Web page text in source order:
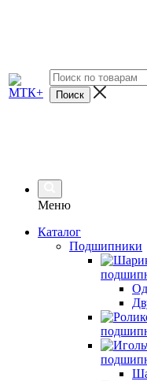
Меню
Каталог
Подшипники